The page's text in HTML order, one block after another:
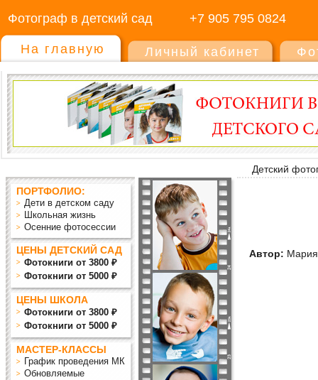
Фотограф в детский сад +7 905 795 0824
На главную Личный кабинет
Детский
ПОРТФОЛИО:
Дети в детском саду
Школьная жизнь
Осенние фотосессии
ЦЕНЫ ДЕТСКИЙ САД
Фотокниги от 3800 ₽
Фотокниги от 5000 ₽
ЦЕНЫ ШКОЛА
Фотокниги от 3800 ₽
Фотокниги от 5000 ₽
МАСТЕР-КЛАССЫ
График проведения МК
Обновляемые
Автор: